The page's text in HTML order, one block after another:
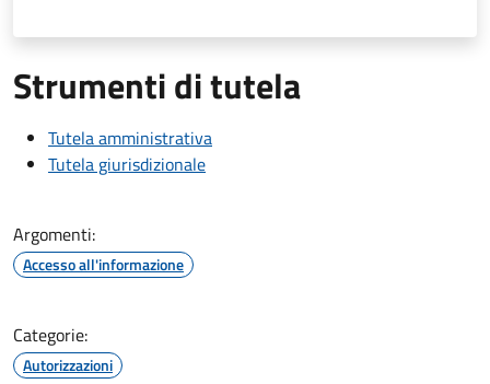
Strumenti di tutela
Tutela amministrativa
Tutela giurisdizionale
Argomenti:
Accesso all'informazione
Categorie:
Autorizzazioni